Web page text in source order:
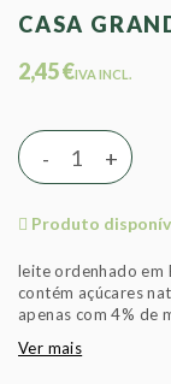
CASA
2,45 €IVA INCL.
+
-
Produto
leite ordenhado em
contém açúcares
apenas com 4% de
Ver mais